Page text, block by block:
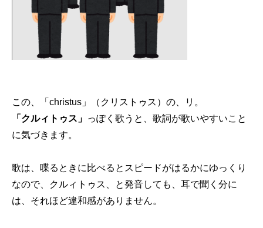
この、「christus」（クリストゥス）の、リ。
「クルィトゥス」 っぽく歌うと、歌詞が歌いやすいこと
に気づきます。
歌は、喋るときに比べるとスピードがはるかにゆっくり
なので、クルィトゥス、と発音しても、耳で聞く分に
は、それほど違和感がありません。